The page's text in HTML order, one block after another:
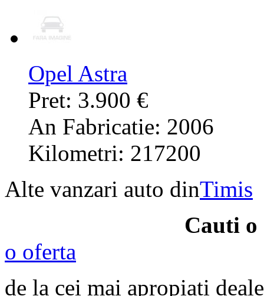
Opel Astra
Pret: 3.900 €
An Fabricatie: 2006
Kilometri: 217200
Alte vanzari auto dinTimis
Cauti o
o oferta
de la cei mai apropiati